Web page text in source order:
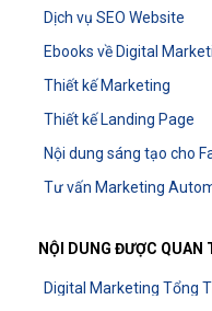
Dịch vụ SEO Website
Ebooks về Digital
Thiết kế Marketing
Thiết kế Landing Page
Nội dung sáng tạo cho
Tư vấn Marketing
NỘI DUNG ĐƯỢC QUAN
Digital Marketing Tổng